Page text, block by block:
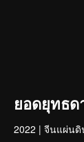
ยอดยุทธ
2022 | จีนแผ่น